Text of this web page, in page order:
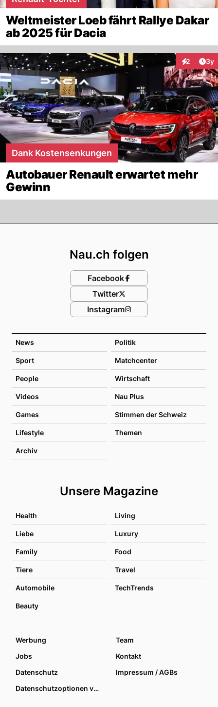
Weltmeister Loeb fährt Rallye Dakar
ab 2025 für Dacia
2 3y
Dank Kostensenkungen
Autobauer Renault erwartet mehr
Gewinn
News Politik
Sport Matchcenter
People Wirtschaft
Videos Nau Plus
Games Stimmen der Schweiz
Lifestyle Themen
Archiv
Unsere Magazine
Health Living
Liebe Luxury
Family Food
Tiere Travel
Automobile TechTrends
Beauty
Nau.ch folgen
Facebook
Twitter
Instagram
Werbung
Team
Jobs
Kontakt
Datenschutz
Impressum / AGBs
Datenschutzoptionen verwalten